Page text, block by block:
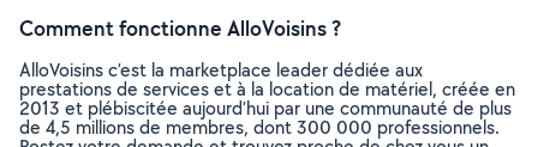
Comment fonctionne AlloVoisins ?
AlloVoisins c’est la marketplace leader dédiée aux
prestations de services et à la location de matériel, créée en
2013 et plébiscitée aujourd’hui par une communauté de plus
de 4,5 millions de membres, dont 300 000 professionnels.